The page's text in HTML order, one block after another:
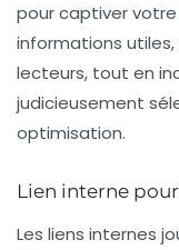
pour captiver
informations
lecteurs, tout en
judicieusement
optimisation.
Lien interne pour
Les liens internes